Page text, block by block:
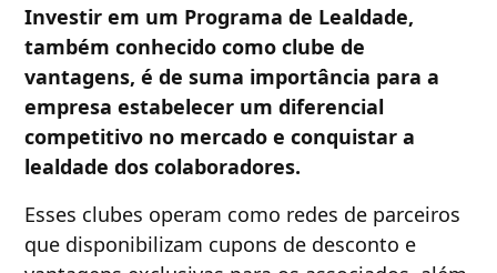
Investir em um Programa de Lealdade,
também conhecido como clube de
vantagens, é de suma importância para a
empresa estabelecer um diferencial
competitivo no mercado e conquistar a
lealdade dos colaboradores.
Esses clubes operam como redes de parceiros
que disponibilizam cupons de desconto e